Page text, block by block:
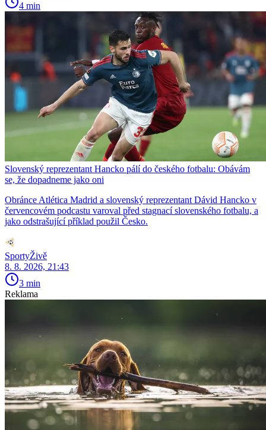
4 min
Slovenský reprezentant Hancko pálí do českého fotbalu: Obávám
se, že dopadneme jako oni
Obránce Atlética Madrid a slovenský reprezentant Dávid Hancko v
červencovém podcastu varoval před stagnací slovenského fotbalu, a
jako odstrašující příklad použil Česko.
SportyŽivě
8. 8. 2026, 21:43
3 min
Reklama